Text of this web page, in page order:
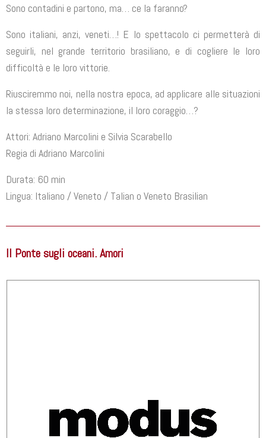
Sono contadini e partono, ma… ce la faranno?
Sono italiani, anzi, veneti…! E lo spettacolo ci permetterà di
seguirli, nel grande territorio brasiliano, e di cogliere le loro
difficoltà e le loro vittorie.
Riusciremmo noi, nella nostra epoca, ad applicare alle situazioni
la stessa loro determinazione, il loro coraggio…?
Attori: Adriano Marcolini e Silvia Scarabello
Regia di Adriano Marcolini
Durata: 60 min
Lingua: Italiano / Veneto / Talian o Veneto Brasilian
Il Ponte sugli oceani. Amori